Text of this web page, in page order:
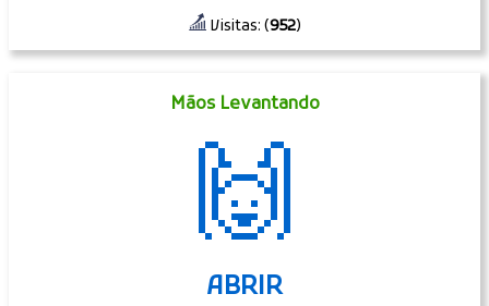
Visitas: (952)
Mãos Levantando
🙌
ABRIR